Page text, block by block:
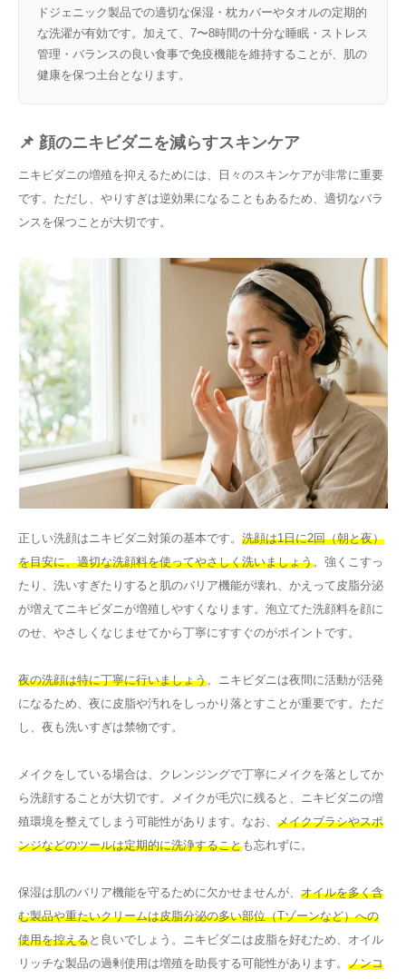
ドジェニック製品での適切な保湿・枕カバーやタオルの定期的
な洗濯が有効です。加えて、7〜8時間の十分な睡眠・ストレス
管理・バランスの良い食事で免疫機能を維持することが、肌の
健康を保つ土台となります。
📌 顔のニキビダニを減らすスキンケア
ニキビダニの増殖を抑えるためには、日々のスキンケアが非常に重要
です。ただし、やりすぎは逆効果になることもあるため、適切なバラ
ンスを保つことが大切です。
正しい洗顔はニキビダニ対策の基本です。 洗顔は1日に2回（朝と夜）
を目安に、適切な洗顔料を使ってやさしく洗いましょう。強くこすっ
たり、洗いすぎたりすると肌のバリア機能が壊れ、かえって皮脂分泌
が増えてニキビダニが増殖しやすくなります。泡立てた洗顔料を顔に
のせ、やさしくなじませてから丁寧にすすぐのがポイントです。
夜の洗顔は特に丁寧に行いましょう。ニキビダニは夜間に活動が活発
になるため、夜に皮脂や汚れをしっかり落とすことが重要です。ただ
し、夜も洗いすぎは禁物です。
メイクをしている場合は、クレンジングで丁寧にメイクを落としてか
ら洗顔することが大切です。メイクが毛穴に残ると、ニキビダニの増
殖環境を整えてしまう可能性があります。なお、 メイクブラシやスポ
ンジなどのツールは定期的に洗浄することも忘れずに。
保湿は肌のバリア機能を守るために欠かせませんが、 オイルを多く含
む製品や重たいクリームは皮脂分泌の多い部位（Tゾーンなど）への
使用を控えると良いでしょう。ニキビダニは皮脂を好むため、オイル
リッチな製品の過剰使用は増殖を助長する可能性があります。 ノンコ